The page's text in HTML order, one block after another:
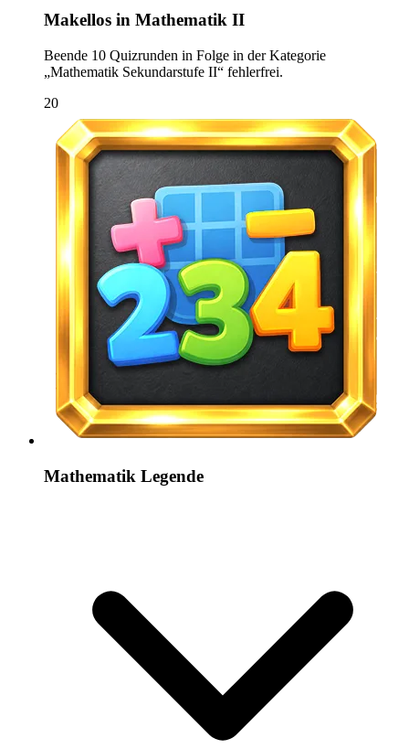
Makellos in Mathematik II
Beende 10 Quizrunden in Folge in der Kategorie
„Mathematik Sekundarstufe II“ fehlerfrei.
20
Mathematik Legende